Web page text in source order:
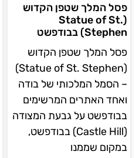
פסל המלך שטפן הקדוש
(Statue of St.
Stephen) בבודפשט
פסל המלך שטפן הקדוש
(Statue of St. Stephen)
– הסמל המלכותי של בודה
ואחד האתרים המרשימים
בבודפשט על גבעת המצודה
(Castle Hill) בבודפשט,
במקום שממנו